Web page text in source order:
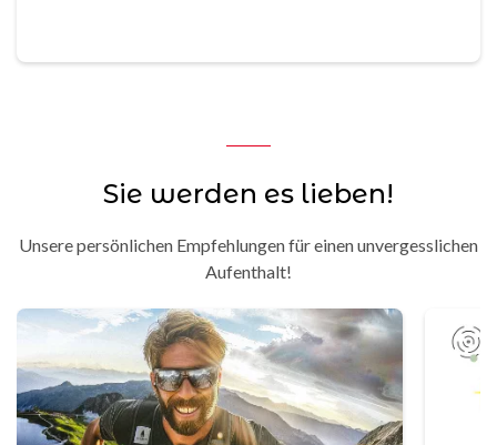
Sie werden es lieben!
Unsere persönlichen Empfehlungen für einen unvergesslichen
Aufenthalt!